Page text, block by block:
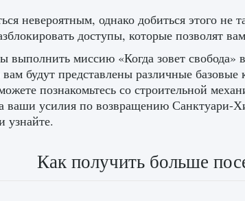
невероятным, однако добиться этого
доступы, которые позволят
выполнить миссию «Когда зовет свобода»
будут представлены различные
познакомьтесь со строительной
ваши усилия по возвращению Санктуари-
узнайте.
Как получить больше